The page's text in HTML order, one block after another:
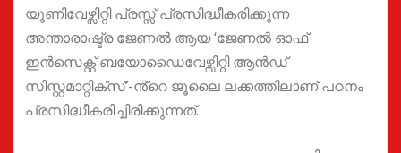
യൂണിവേഴ്സിറ്റി പ്രസ്സ് പ്രസിദ്ധീകരിക്കുന്ന
അന്താരാഷ്ട്ര ജേണൽ ആയ ‘ജേണൽ ഓഫ്
ഇൻസെക്റ്റ് ബയോഡൈവേഴ്സിറ്റി ആൻഡ്
സിസ്റ്റമാറ്റിക്സ്’-ൻ്റെ ജൂലൈ ലക്കത്തിലാണ് പഠനം
പ്രസിദ്ധീകരിച്ചിരിക്കുന്നത്.